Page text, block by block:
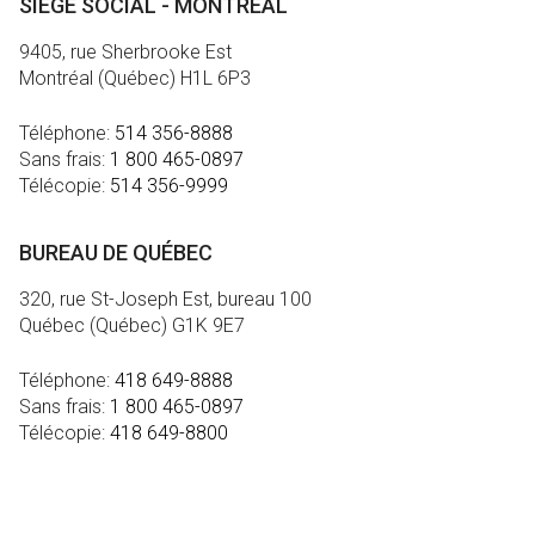
SIÈGE SOCIAL - MONTRÉAL
9405, rue Sherbrooke Est
Montréal (Québec) H1L 6P3
Téléphone: 514 356-8888
Sans frais: 1 800 465-0897
Télécopie: 514 356-9999
BUREAU DE QUÉBEC
320, rue St-Joseph Est, bureau 100
Québec (Québec) G1K 9E7
Téléphone: 418 649-8888
Sans frais: 1 800 465-0897
Télécopie: 418 649-8800